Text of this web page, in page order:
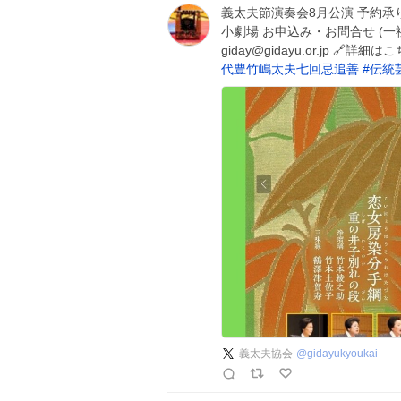
義太夫節演奏会8月公演 予約
小劇場 お申込み・お問合せ (
giday@gidayu.or.jp 🔗詳細は
代豊竹嶋太夫七回忌追善 #伝統
義太夫協会 @gidayukyoukai